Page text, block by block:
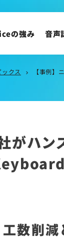
の強み 音声
ックス chevron_right 【事例
がハン
数削減